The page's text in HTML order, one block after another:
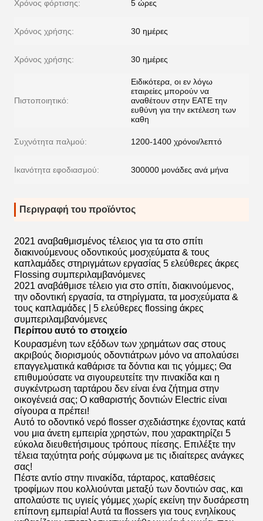
Χρόνος φόρτισης: 5 ώρες
Χρόνος χρήσης: 30 ημέρες
Χρόνος χρήσης: 30 ημέρες
Πιστοποιητικό:
Ειδικότερα, οι εν λόγω
εταιρείες μπορούν να
αναθέτουν στην ΕΑΤΕ την
ευθύνη για την εκτέλεση των
καθη
Συχνότητα παλμού: 1200-1400 χρόνοι/λεπτό
Ικανότητα εφοδιασμού: 300000 μονάδες ανά μήνα
Περιγραφή του προϊόντος
2021 αναβαθμισμένος τέλειος για τα στο σπίτι
διακινούμενους οδοντικούς μοσχεύματα & τους
καπλαμάδες στηριγμάτων εργασίας 5 ελεύθερες άκρες
Flossing συμπεριλαμβανόμενες
2021 αναβάθμισε τέλειο για στο σπίτι, διακινούμενος,
την οδοντική εργασία, τα στηρίγματα, τα μοσχεύματα &
τους καπλαμάδες | 5 ελεύθερες flossing άκρες
συμπεριλαμβανόμενες
Περίπου αυτό το στοιχείο
Κουρασμένη των εξόδων των χρημάτων σας στους
ακριβούς διορισμούς οδοντιάτρων μόνο να απολαύσει
επαγγελματικά καθάρισε τα δόντια και τις γόμμες; Θα
επιθυμούσατε να σιγουρευτείτε την πινακίδα και η
συγκέντρωση ταρτάρου δεν είναι ένα ζήτημα στην
οικογένειά σας; Ο καθαριστής δοντιών Electric είναι
σίγουρα α πρέπει!
Αυτό το οδοντικό νερό flosser σχεδιάστηκε έχοντας κατά
νου μια άνετη εμπειρία χρηστών, που χαρακτηρίζει 5
εύκολα διευθετήσιμους τρόπους πίεσης. Επιλέξτε την
τέλεια ταχύτητα ροής σύμφωνα με τις ιδιαίτερες ανάγκες
σας!
Πέστε αντίο στην πινακίδα, τάρταρος, καταθέσεις
τροφίμων που κολλιούνται μεταξύ των δοντιών σας, και
απολαύστε τις υγιείς γόμμες χωρίς εκείνη την δυσάρεστη
επίπονη εμπειρία! Αυτά τα flossers για τους ενηλίκους